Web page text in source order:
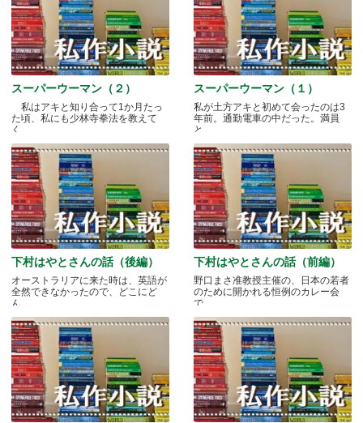
スーパーウーマン（２）
私はアキと知り合って1か月たっ
た頃、私にも少林寺拳法を教えて
く.....
スーパーウーマン（１）
私が土方アキと初めて会ったのは3
年前。通勤電車の中だった。満員
と.....
下村はやとさんの話（後編）
オーストラリアに来た時は、英語が
全然できなかったので、どこにど
ん.....
下村はやとさんの話（前編）
野口まさ准教授主催の、日本の若者
のために開かれる恒例のカレー会
で.....